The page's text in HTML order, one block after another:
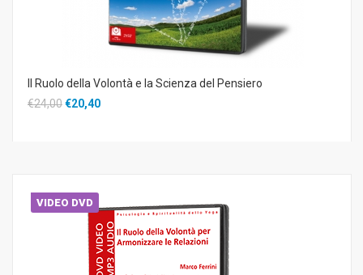
Il Ruolo della Volontà e la Scienza del Pensiero
€24,00€20,40
VIDEO DVD